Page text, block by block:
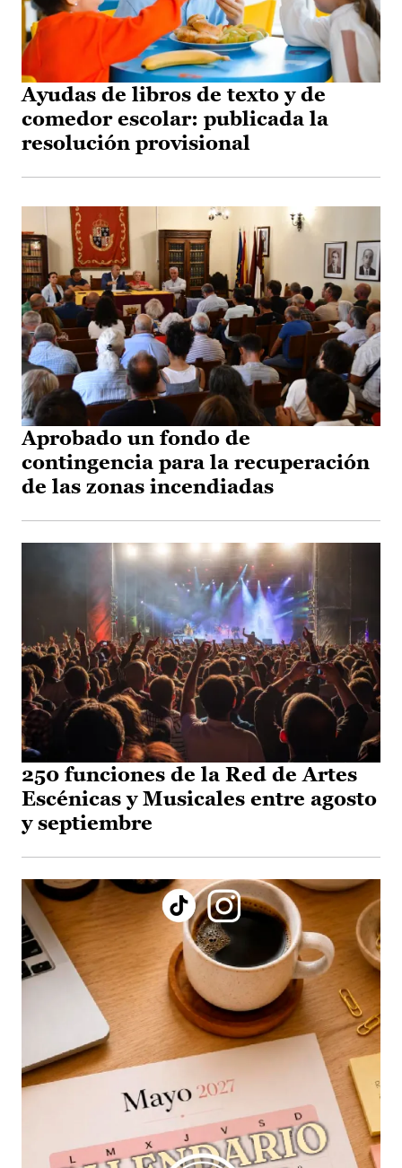
Ayudas de libros de texto y de
comedor escolar: publicada la
resolución provisional
Aprobado un fondo de
contingencia para la recuperación
de las zonas incendiadas
250 funciones de la Red de Artes
Escénicas y Musicales entre agosto
y septiembre